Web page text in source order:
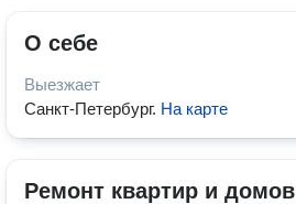
О себе
Выезжает
Санкт-Петербург. На карте
Ремонт квартир и домов